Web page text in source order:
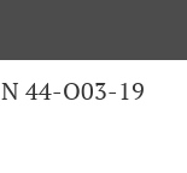
N 44-О03-19